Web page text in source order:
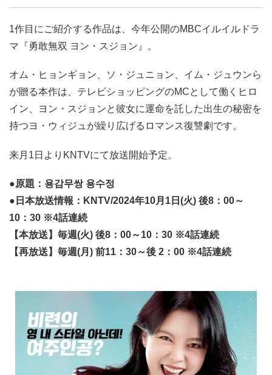
1作目にご紹介する作品は、今年公開のMBCイルイルドラ
マ『勇敢無双 ヨン・スジョン』。
オム・ヒョンギョン、ソ・ジュニョン、イム・ジュウンら
が贈る本作は、テレビショッピングのMCとして働くヒロ
イン、ヨン・スジョンと彼女に運命を託した出生の秘密を
持つヨ・ウィジュが繰り広げるロマンス復讐劇です。
来月1日よりKNTVにて放送開始予定。
●原題：용감무쌍 용수정
●日本放送情報：KNTV/2024年10月1日(火) 後8：00～
10：30 ※4話連続
【本放送】毎週(火) 後8：00～10：30 ※4話連続
【再放送】毎週(月) 前11：30～後 2：00 ※4話連続